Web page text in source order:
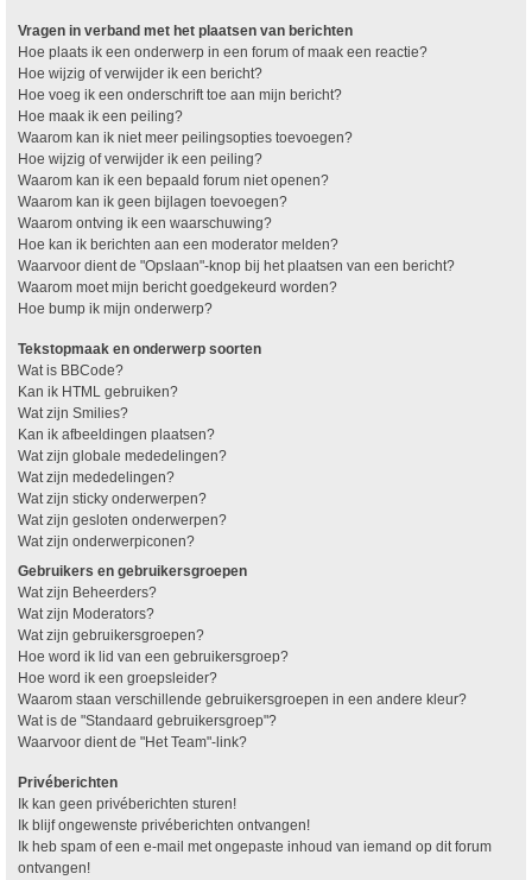
Vragen in verband met het plaatsen van berichten
Hoe plaats ik een onderwerp in een forum of maak een reactie?
Hoe wijzig of verwijder ik een bericht?
Hoe voeg ik een onderschrift toe aan mijn bericht?
Hoe maak ik een peiling?
Waarom kan ik niet meer peilingsopties toevoegen?
Hoe wijzig of verwijder ik een peiling?
Waarom kan ik een bepaald forum niet openen?
Waarom kan ik geen bijlagen toevoegen?
Waarom ontving ik een waarschuwing?
Hoe kan ik berichten aan een moderator melden?
Waarvoor dient de "Opslaan"-knop bij het plaatsen van een bericht?
Waarom moet mijn bericht goedgekeurd worden?
Hoe bump ik mijn onderwerp?
Tekstopmaak en onderwerp soorten
Wat is BBCode?
Kan ik HTML gebruiken?
Wat zijn Smilies?
Kan ik afbeeldingen plaatsen?
Wat zijn globale mededelingen?
Wat zijn mededelingen?
Wat zijn sticky onderwerpen?
Wat zijn gesloten onderwerpen?
Wat zijn onderwerpiconen?
Gebruikers en gebruikersgroepen
Wat zijn Beheerders?
Wat zijn Moderators?
Wat zijn gebruikersgroepen?
Hoe word ik lid van een gebruikersgroep?
Hoe word ik een groepsleider?
Waarom staan verschillende gebruikersgroepen in een andere kleur?
Wat is de "Standaard gebruikersgroep"?
Waarvoor dient de "Het Team"-link?
Privéberichten
Ik kan geen privéberichten sturen!
Ik blijf ongewenste privéberichten ontvangen!
Ik heb spam of een e-mail met ongepaste inhoud van iemand op dit forum
ontvangen!